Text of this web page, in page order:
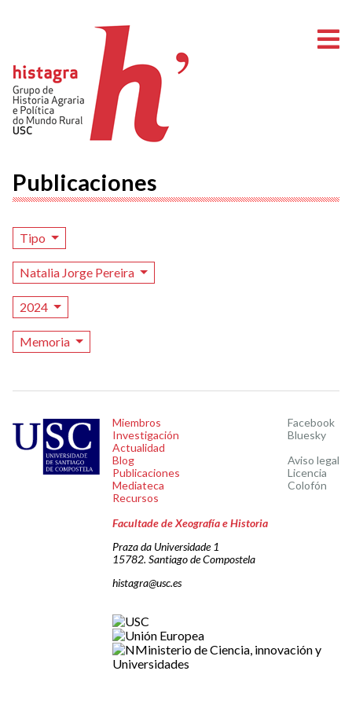
Publicaciones
Tipo
Natalia Jorge Pereira
2024
Memoria
Miembros
Investigación
Actualidad
Blog
Publicaciones
Mediateca
Recursos
Facebook
Bluesky
Aviso legal
Licencia
Colofón
Facultade de Xeografía e Historia
Praza da Universidade 1
15782. Santiago de Compostela
histagra@usc.es